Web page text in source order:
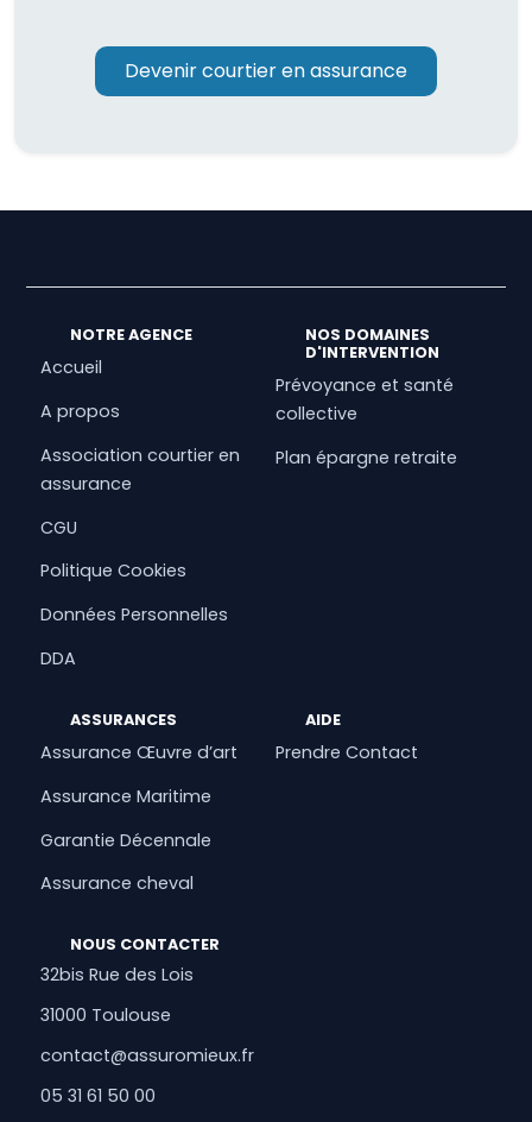
Devenir courtier en assurance
NOTRE AGENCE
Accueil
A propos
Association courtier en
assurance
CGU
Politique Cookies
Données Personnelles
DDA
NOS DOMAINES
D'INTERVENTION
Prévoyance et santé
collective
Plan épargne retraite
ASSURANCES
Assurance Œuvre d’art
Assurance Maritime
Garantie Décennale
Assurance cheval
AIDE
Prendre Contact
NOUS CONTACTER
32bis Rue des Lois
31000 Toulouse
contact@assuromieux.fr
05 31 61 50 00